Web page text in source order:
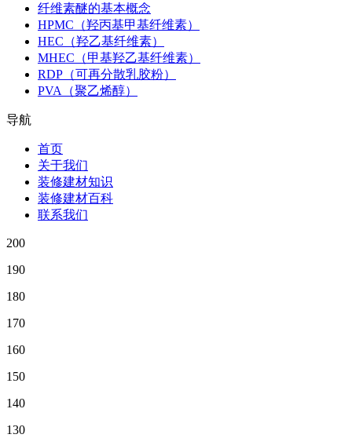
纤维素醚的基本概念
HPMC（羟丙基甲基纤维素）
HEC（羟乙基纤维素）
MHEC（甲基羟乙基纤维素）
RDP（可再分散乳胶粉）
PVA（聚乙烯醇）
导航
首页
关于我们
装修建材知识
装修建材百科
联系我们
200
190
180
170
160
150
140
130